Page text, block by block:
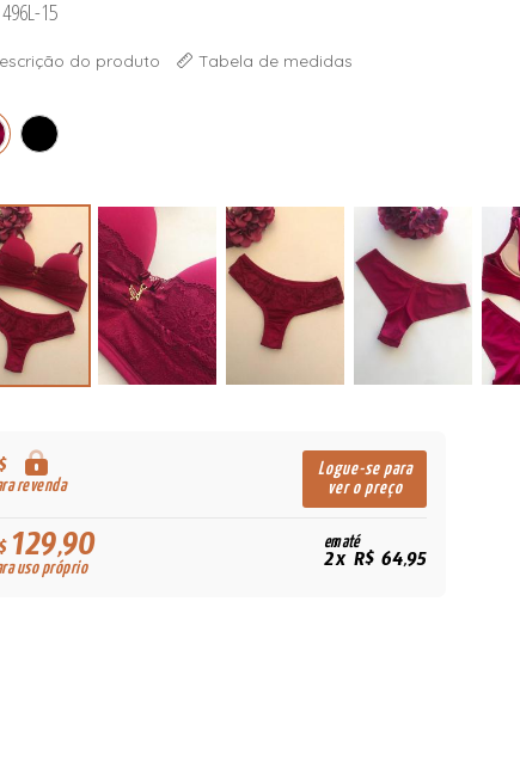
15
do produto Tabela de medidas
revenda
Logue-se para
ver o preço
129,90
uso próprio
em até
2x R$ 64,95